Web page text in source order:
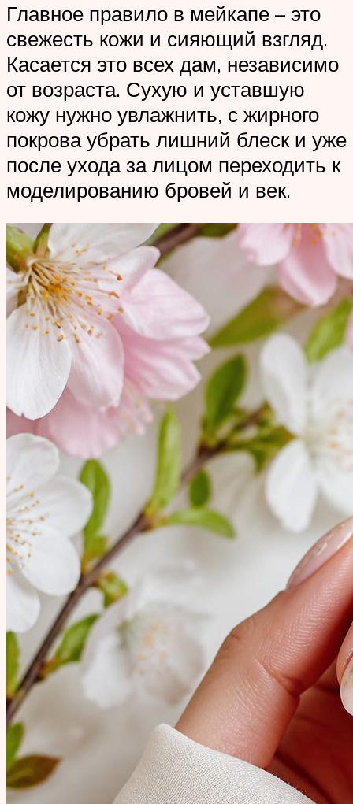
Главное правило в мейкапе – это
свежесть кожи и сияющий взгляд.
Касается это всех дам, независимо
от возраста. Сухую и уставшую
кожу нужно увлажнить, с жирного
покрова убрать лишний блеск и уже
после ухода за лицом переходить к
моделированию бровей и век.